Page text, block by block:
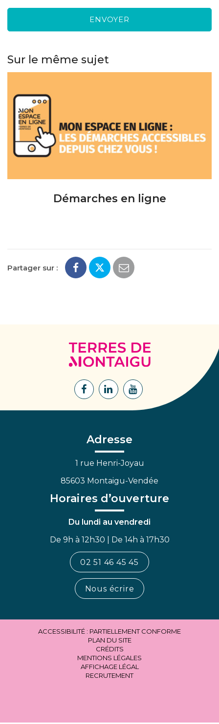
Sur le même sujet
Démarches en ligne
Partager sur :
Terres
de
Montaigu
Lien
Facebook
Lien
Lien
Adresse
1 rue Henri-Joyau
85603 Montaigu-Vendée
Horaires d’ouverture
Du lundi au vendredi
De 9h à 12h30 | De 14h à 17h30
02 51 46 45 45
Nous écrire
ACCESSIBILITÉ : PARTIELLEMENT CONFORME
PLAN DU SITE
CRÉDITS
MENTIONS LÉGALES
AFFICHAGE LÉGAL
RECRUTEMENT